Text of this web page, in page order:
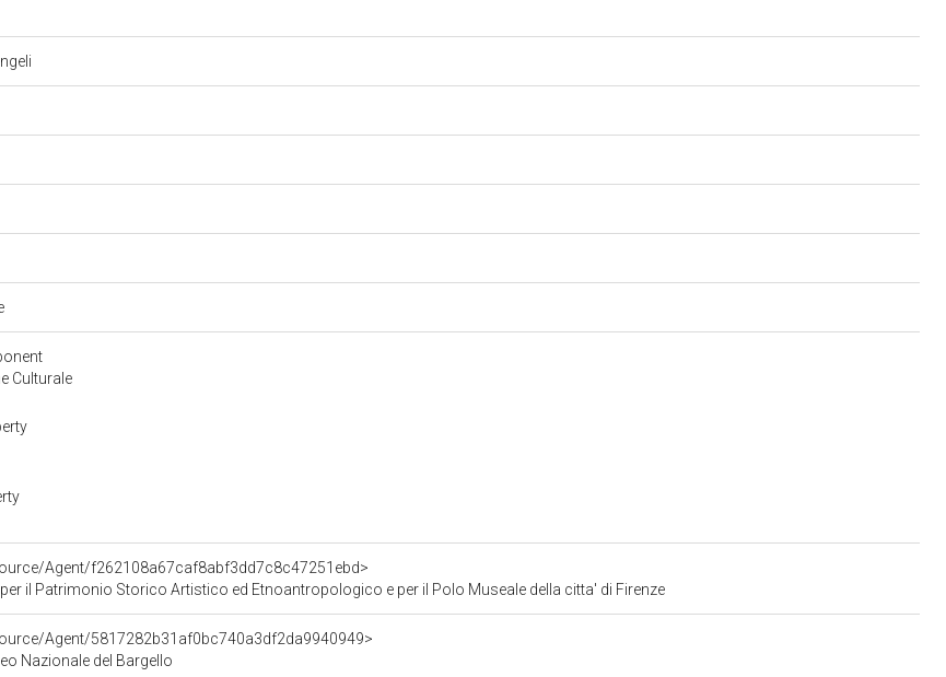
Culturale
Agent/f262108a67caf8abf3dd7c8c47251ebd>
il Patrimonio Storico Artistico ed Etnoantropologico e per il Polo Museale della citta' di Firenze
Agent/5817282b31af0bc740a3df2da9940949>
Nazionale del Bargello